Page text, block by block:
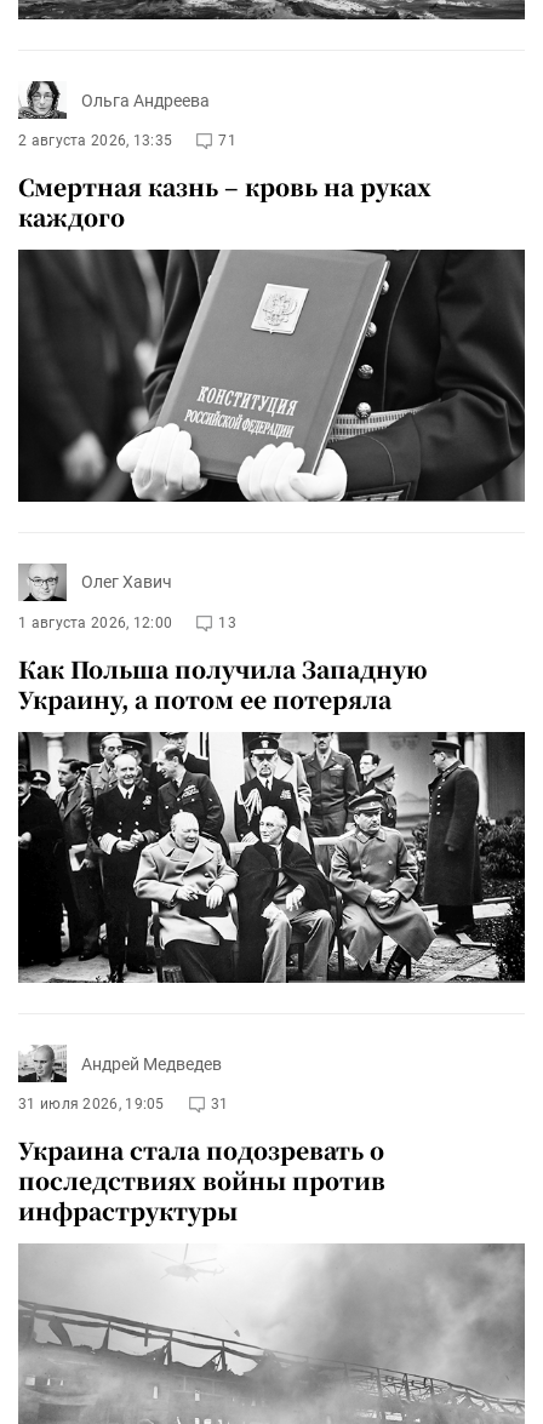
Ольга Андреева
2 августа 2026, 13:35 71
Смертная казнь – кровь на руках
каждого
Олег Хавич
1 августа 2026, 12:00 13
Как Польша получила Западную
Украину, а потом ее потеряла
Андрей Медведев
31 июля 2026, 19:05 31
Украина стала подозревать о
последствиях войны против
инфраструктуры